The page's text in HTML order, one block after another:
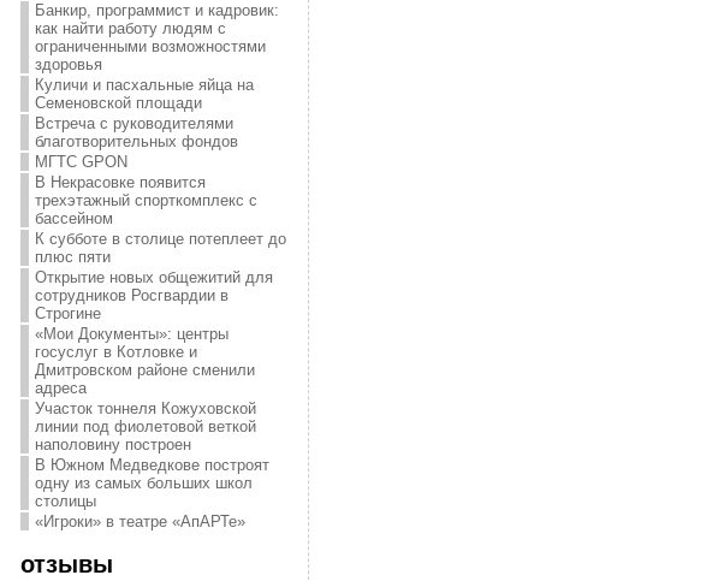
Банкир, программист и кадровик:
как найти работу людям с
ограниченными возможностями
здоровья
Куличи и пасхальные яйца на
Семеновской площади
Встреча с руководителями
благотворительных фондов
МГТС GPON
В Некрасовке появится
трехэтажный спорткомплекс с
бассейном
К субботе в столице потеплеет до
плюс пяти
Открытие новых общежитий для
сотрудников Росгвардии в
Строгине
«Мои Документы»: центры
госуслуг в Котловке и
Дмитровском районе сменили
адреса
Участок тоннеля Кожуховской
линии под фиолетовой веткой
наполовину построен
В Южном Медведкове построят
одну из самых больших школ
столицы
«Игроки» в театре «АпАРТе»
отзывы